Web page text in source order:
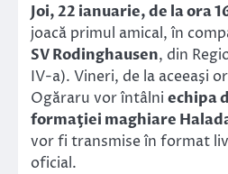
Joi, 22 ianuarie, de la ora
joacă primul amical, în
SV Rodinghausen, din
IV-a). Vineri, de la aceeaşi
Ogăraru vor întâlni echipa
formaţiei maghiare
vor fi transmise în format
oficial.